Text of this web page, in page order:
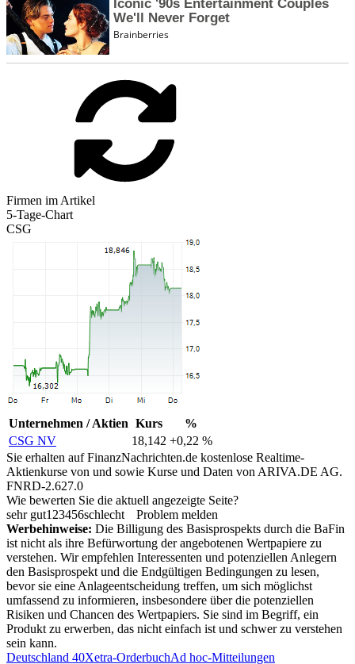
Firmen im Artikel
5-Tage-Chart
CSG
Unternehmen / Aktien Kurs
%
CSG NV
18,142 +0,22 %
Sie erhalten auf FinanzNachrichten.de kostenlose Realtime-
Aktienkurse von und sowie Kurse und Daten von ARIVA.DE AG.
FNRD-2.627.0
Wie bewerten Sie die aktuell angezeigte Seite?
sehr gut1 23456schlecht
Problem melden
Werbehinweise: Die Billigung des Basisprospekts durch die BaFin
ist nicht als ihre Befürwortung der angebotenen Wertpapiere zu
verstehen. Wir empfehlen Interessenten und potenziellen Anlegern
den Basisprospekt und die Endgültigen Bedingungen zu lesen,
bevor sie eine Anlageentscheidung treffen, um sich möglichst
umfassend zu informieren, insbesondere über die potenziellen
Risiken und Chancen des Wertpapiers. Sie sind im Begriff, ein
Produkt zu erwerben, das nicht einfach ist und schwer zu verstehen
sein kann.
Deutschland 40Xetra-OrderbuchAd hoc-Mitteilungen